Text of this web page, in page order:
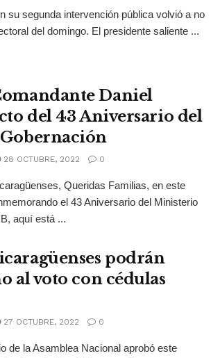
su segunda intervención pública volvió a no
del domingo. El presidente saliente ...
Daniel
del 43 Aniversario del
28 OCTUBRE, 2022 0
Queridas Familias, en este
el 43 Aniversario del Ministerio
aquí está ...
podrán
al voto con cédulas
27 OCTUBRE, 2022 0
de la Asamblea Nacional aprobó este